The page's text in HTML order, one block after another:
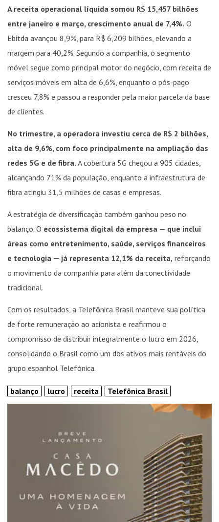
A receita operacional líquida somou R$ 15,457 bilhões
entre janeiro e março, crescimento anual de 7,4%. O
Ebitda avançou 8,9%, para R$ 6,209 bilhões, elevando a
margem para 40,2%. Segundo a companhia, o segmento
móvel segue como principal motor do negócio, com receita de
serviços móveis em alta de 6,6%, enquanto o pós-pago
cresceu 7,8% e passou a responder pela maior parcela da base
de clientes.
No trimestre, a operadora investiu cerca de R$ 2 bilhões,
alta de 9,6%, com foco principalmente na ampliação das
redes 5G e de fibra. A cobertura 5G chegou a 905 cidades,
alcançando 71% da população, enquanto a infraestrutura de
fibra atingiu 31,5 milhões de casas e empresas.
A estratégia de diversificação também ganhou peso no
balanço. O ecossistema digital da empresa — que inclui
áreas como entretenimento, saúde, serviços financeiros
e tecnologia — já representa 12,1% da receita, reforçando
o movimento da companhia para além da conectividade
tradicional.
Com os resultados, a Telefônica Brasil manteve sua política
de forte remuneração ao acionista e reafirmou o
compromisso de distribuir integralmente o lucro em 2026,
consolidando o Brasil como um dos ativos mais rentáveis do
grupo espanhol Telefónica.
balanço lucro receita Telefônica Brasil